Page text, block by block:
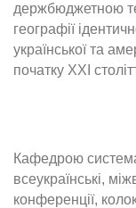
держбюджетною
географії
української та
початку XXI
Кафедрою
всеукраїнські,
конференції,